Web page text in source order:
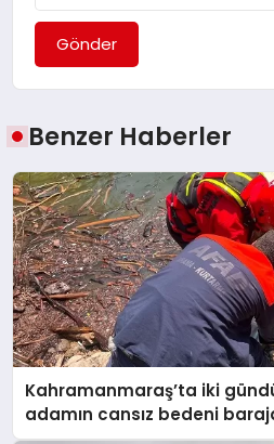
Gönder
Benzer Haberler
Kahramanmaraş’ta iki
adamın cansız bedeni